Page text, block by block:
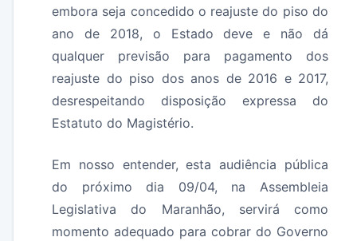
embora seja concedido o reajuste do piso do
ano de 2018, o Estado deve e não dá
qualquer previsão para pagamento dos
reajuste do piso dos anos de 2016 e 2017,
desrespeitando disposição expressa do
Estatuto do Magistério.
Em nosso entender, esta audiência pública
do próximo dia 09/04, na Assembleia
Legislativa do Maranhão, servirá como
momento adequado para cobrar do Governo